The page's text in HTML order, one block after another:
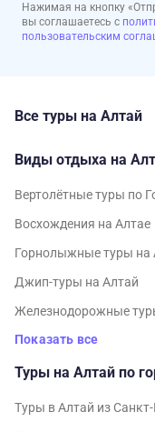
Нажимая на кнопку
вы соглашаетесь с
пользовательским
Все туры на Алтай
Виды отдыха на
Вертолётные туры по
Восхождения на Алтае
Горнолыжные туры на
Джип-туры на Алтай
Железнодорожные
Показать все
Туры на Алтай по
Туры в Алтай из Санкт-